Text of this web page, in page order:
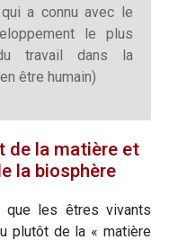
a connu avec le
le plus
travail dans la
être humain)
de la matière et
la biosphère
que les êtres vivants
plutôt de la « matière